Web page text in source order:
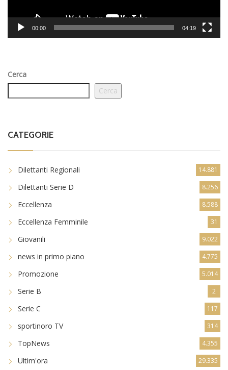
00:00 04:19
Cerca
Cerca
CATEGORIE
Dilettanti Regionali 14.881
Dilettanti Serie D 8.256
Eccellenza 8.588
Eccellenza Femminile 31
Giovanili 9.022
news in primo piano 4.775
Promozione 5.014
Serie B 2
Serie C 117
sportinoro TV 314
TopNews 4.355
Ultim'ora 29.335